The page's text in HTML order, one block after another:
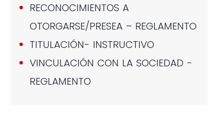
RECONOCIMIENTOS A
OTORGARSE/PRESEA – REGLAMENTO
TITULACIÓN- INSTRUCTIVO
VINCULACIÓN CON LA SOCIEDAD -
REGLAMENTO